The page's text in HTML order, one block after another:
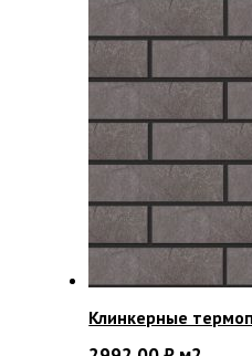
Клинкерные